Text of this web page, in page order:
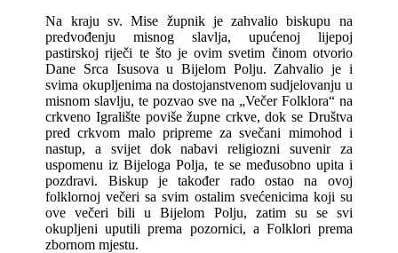
Na kraju sv. Mise župnik je zahvalio biskupu na
predvođenju misnog slavlja, upućenoj lijepoj
pastirskoj riječi te što je ovim svetim činom otvorio
Dane Srca Isusova u Bijelom Polju. Zahvalio je i
svima okupljenima na dostojanstvenom sudjelovanju u
misnom slavlju, te pozvao sve na „Večer Folklora“ na
crkveno Igralište poviše župne crkve, dok se Društva
pred crkvom malo pripreme za svečani mimohod i
nastup, a svijet dok nabavi religiozni suvenir za
uspomenu iz Bijeloga Polja, te se međusobno upita i
pozdravi. Biskup je također rado ostao na ovoj
folklornoj večeri sa svim ostalim svećenicima koji su
ove večeri bili u Bijelom Polju, zatim su se svi
okupljeni uputili prema pozornici, a Folklori prema
zbornom mjestu.